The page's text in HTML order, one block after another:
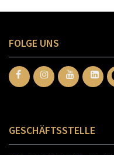
FOLGE UNS
GESCHÄFTSSTELLE